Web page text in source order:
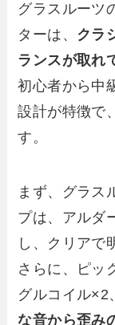
グラスルーツ
ターは、 クラ
ランスが取れ
初心者から中
設計が特徴で
す。
まず、グラス
プは、アルダ
し、クリアで
さらに、ピッ
グルコイル×2
な音から歪み